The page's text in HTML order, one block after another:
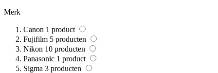
Merk
Canon 1 product
Fujifilm 5 producten
Nikon 10 producten
Panasonic 1 product
Sigma 3 producten